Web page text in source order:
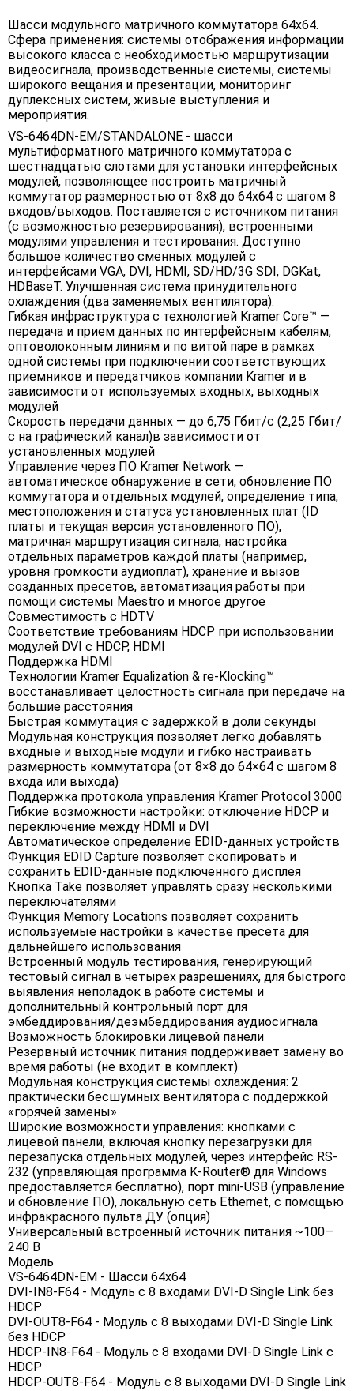
Шасси модульного матричного коммутатора 64x64.
Сфера применения: системы отображения информации
высокого класса с необходимостью маршрутизации
видеосигнала, производственные системы, системы
широкого вещания и презентации, мониторинг
дуплексных систем, живые выступления и
мероприятия.
VS-6464DN-EM/STANDALONE - шасси
мультиформатного матричного коммутатора с
шестнадцатью слотами для установки интерфейсных
модулей, позволяющее построить матричный
коммутатор размерностью от 8x8 до 64x64 с шагом 8
входов/выходов. Поставляется с источником питания
(с возможностью резервирования), встроенными
модулями управления и тестирования. Доступно
большое количество сменных модулей с
интерфейсами VGA, DVI, HDMI, SD/HD/3G SDI, DGKat,
HDBaseT. Улучшенная система принудительного
охлаждения (два заменяемых вентилятора).
Гибкая инфраструктура с технологией Kramer Core™ —
передача и прием данных по интерфейсным кабелям,
оптоволоконным линиям и по витой паре в рамках
одной системы при подключении соответствующих
приемников и передатчиков компании Kramer и в
зависимости от используемых входных, выходных
модулей
Скорость передачи данных — до 6,75 Гбит/с (2,25 Гбит/
с на графический канал)в зависимости от
установленных модулей
Управление через ПО Kramer Network —
автоматическое обнаружение в сети, обновление ПО
коммутатора и отдельных модулей, определение типа,
местоположения и статуса установленных плат (ID
платы и текущая версия установленного ПО),
матричная маршрутизация сигнала, настройка
отдельных параметров каждой платы (например,
уровня громкости аудиоплат), хранение и вызов
созданных пресетов, автоматизация работы при
помощи системы Maestro и многое другое
Совместимость с HDTV
Соответствие требованиям HDCP при использовании
модулей DVI с HDCP, HDMI
Поддержка HDMI
Технологии Kramer Equalization & re-Klocking™
восстанавливает целостность сигнала при передаче на
большие расстояния
Быстрая коммутация с задержкой в доли секунды
Модульная конструкция позволяет легко добавлять
входные и выходные модули и гибко настраивать
размерность коммутатора (от 8×8 до 64×64 с шагом 8
входа или выхода)
Поддержка протокола управления Kramer Protocol 3000
Гибкие возможности настройки: отключение HDCP и
переключение между HDMI и DVI
Автоматическое определение EDID-данных устройств
Функция EDID Capture позволяет скопировать и
сохранить EDID-данные подключенного дисплея
Кнопка Take позволяет управлять сразу несколькими
переключателями
Функция Memory Locations позволяет сохранить
используемые настройки в качестве пресета для
дальнейшего использования
Встроенный модуль тестирования, генерирующий
тестовый сигнал в четырех разрешениях, для быстрого
выявления неполадок в работе системы и
дополнительный контрольный порт для
эмбеддирования/деэмбеддирования аудиосигнала
Возможность блокировки лицевой панели
Резервный источник питания поддерживает замену во
время работы (не входит в комплект)
Модульная конструкция системы охлаждения: 2
практически бесшумных вентилятора с поддержкой
«горячей замены»
Широкие возможности управления: кнопками с
лицевой панели, включая кнопку перезагрузки для
перезапуска отдельных модулей, через интерфейс RS-
232 (управляющая программа K-Router® для Windows
предоставляется бесплатно), порт mini-USB (управление
и обновление ПО), локальную сеть Ethernet, с помощью
инфракрасного пульта ДУ (опция)
Универсальный встроенный источник питания ~100—
240 В
Модель
VS-6464DN-EM - Шасси 64x64
DVI-IN8-F64 - Модуль c 8 входами DVI-D Single Link без
HDCP
DVI-OUT8-F64 - Модуль c 8 выходами DVI-D Single Link
без HDCP
HDCP-IN8-F64 - Модуль c 8 входами DVI-D Single Link с
HDCP
HDCP-OUT8-F64 - Модуль c 8 выходами DVI-D Single Link